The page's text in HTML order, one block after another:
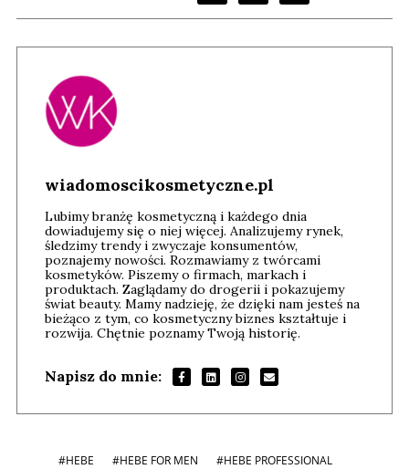
wiadomoscikosmetyczne.pl
Lubimy branżę kosmetyczną i każdego dnia
dowiadujemy się o niej więcej. Analizujemy rynek,
śledzimy trendy i zwyczaje konsumentów,
poznajemy nowości. Rozmawiamy z twórcami
kosmetyków. Piszemy o firmach, markach i
produktach. Zaglądamy do drogerii i pokazujemy
świat beauty. Mamy nadzieję, że dzięki nam jesteś na
bieżąco z tym, co kosmetyczny biznes kształtuje i
rozwija. Chętnie poznamy Twoją historię.
Napisz do mnie:
#HEBE #HEBE FOR MEN
#HEBE PROFESSIONAL